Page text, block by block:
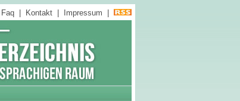
Faq Kontakt Impressum